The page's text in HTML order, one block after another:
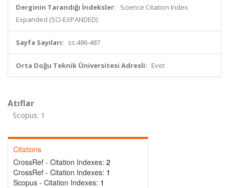
Derginin Tarandığı İndeksler: Science Citation Index
Expanded (SCI-EXPANDED)
Sayfa Sayıları: ss.486-487
Orta Doğu Teknik Üniversitesi Adresli: Evet
Atıflar
Scopus: 1
Citations
CrossRef - Citation Indexes: 2
CrossRef - Citation Indexes: 1
Scopus - Citation Indexes: 1